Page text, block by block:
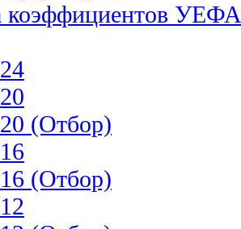
коэффициентов УЕФА
(Отбор)
(Отбор)